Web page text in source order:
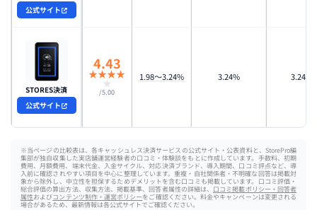
公式サイト
STORES決済
公式サイト
4.43
★★★★
★
/5.00
1.98〜3.24% 3.24% 3.24%
※当ページの比較表は、各キャッシュレス決済サービスの公式サイト・公表資料と、StorePro編
集部が独自収集した実店舗運営経験者の口コミ・体験談をもとに作成しています。手数料、初期
費用、月額費用、端末代金、入金サイクル、対応決済ブランド、導入期間、口コミ評点など、導
入前に確認されやすい項目を中心に整理しています。重複・自社関係者・不明確な回答は掲載対
象から除外し、中立性を担保するためデメリットを含む口コミも掲載しています。口コミ評価・
総合評価の算出方法、収集方法、掲載基準、回答者属性の詳細は、 口コミ掲載ポリシー・回答者
属性およびコンテンツ制作・運営ポリシーをご確認ください。料金やキャンペーンは変更される
場合があるため、最新情報は各公式サイトでご確認ください。